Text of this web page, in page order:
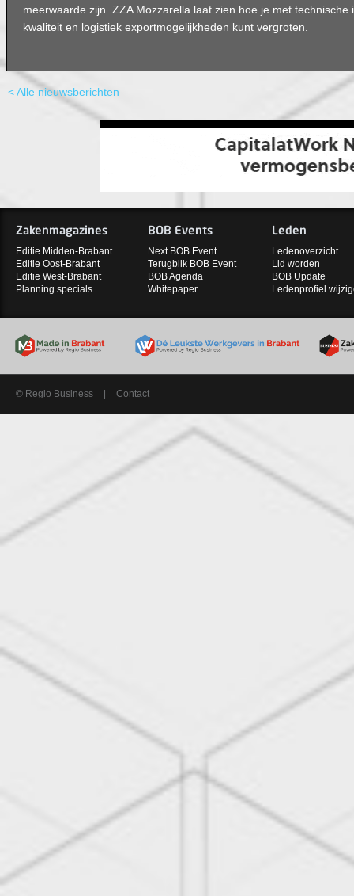
meerwaarde zijn. ZZA Mozzarella laat zien hoe je met technische
kwaliteit en logistiek exportmogelijkheden kunt vergroten.
< Alle nieuwsberichten
Zakenmagazines
Editie Midden-Brabant
Editie Oost-Brabant
Editie West-Brabant
Planning specials
BOB Events
Next BOB Event
Terugblik BOB Event
BOB Agenda
Whitepaper
Leden
Ledenoverzicht
Lid worden
BOB Update
Ledenprofiel
© Regio Business Contact